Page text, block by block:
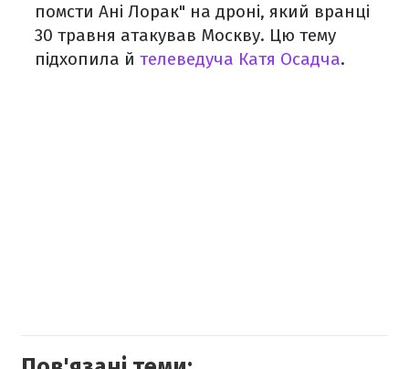
помсти Ані Лорак" на дроні, який вранці
30 травня атакував Москву. Цю тему
підхопила й телеведуча Катя Осадча.